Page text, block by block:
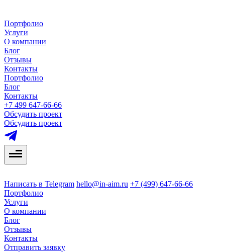
Портфолио
Услуги
О компании
Блог
Отзывы
Контакты
Портфолио
Блог
Контакты
+7 499 647-66-66
Обсудить проект
Обсудить проект
Написать в Telegram hello@in-aim.ru +7 (499) 647-66-66
Портфолио
Услуги
О компании
Блог
Отзывы
Контакты
Отправить заявку